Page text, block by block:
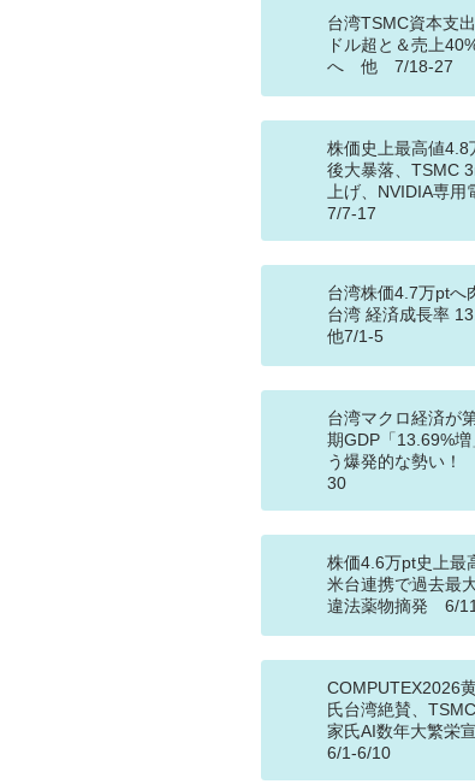
台湾TSMC資本支
ドル超と＆売上
へ 他 7/18-27
株価史上最高値4.8
後大暴落、TSMC
上げ、NVIDIA専用
7/7-17
台湾株価4.7万ptへ
台湾 経済成長率
他7/1-5
台湾マクロ経済が
期GDP「13.69%
う爆発的な勢い
30
株価4.6万pt史上最
米台連携で過去最
違法薬物摘発 6/
COMPUTEX2026
氏台湾絶賛、
家氏AI数年大繁栄
6/1-6/10